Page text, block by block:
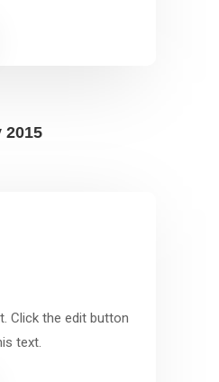
Click the edit button
text.
2015